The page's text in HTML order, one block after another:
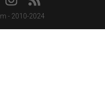
- 2010-2024